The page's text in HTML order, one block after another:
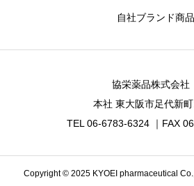
自社ブランド商品
協栄薬品株式会社
本社 東大阪市足代新
TEL 06-6783-6324 ｜FAX
Copyright © 2025 KYOEI pharmaceutical